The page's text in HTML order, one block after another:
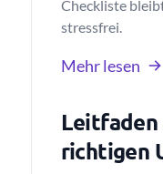
Checkliste
stressfrei.
Mehr lesen
Leitfaden
richtigen